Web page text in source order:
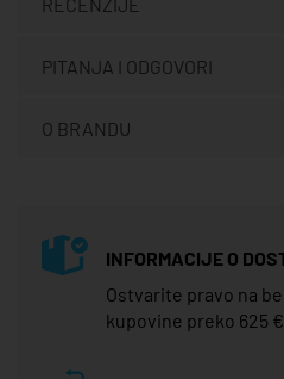
PITANJA I ODGOVORI
O BRANDU
INFORMACIJE O
Ostvarite pravo na
kupovine preko 625 €